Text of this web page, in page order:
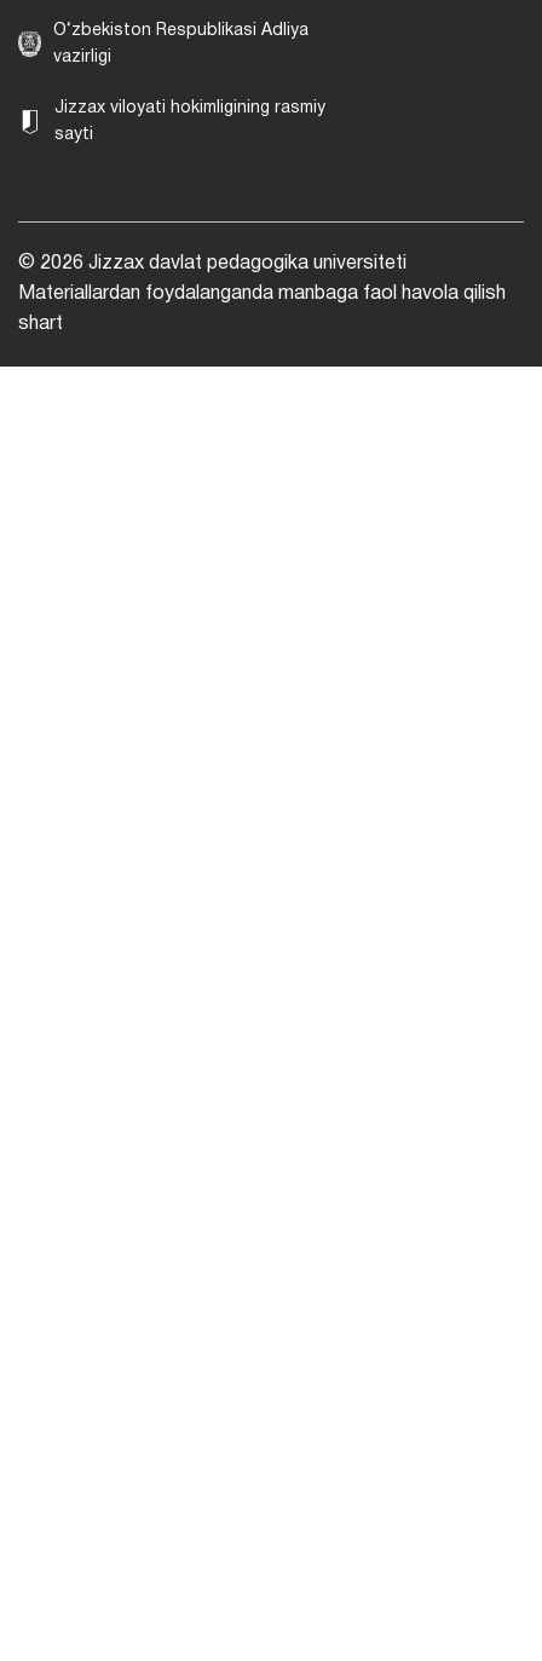
O‘zbekiston Respublikasi Adliya
vazirligi
Jizzax viloyati hokimligining rasmiy
sayti
© 2026 Jizzax davlat pedagogika universiteti
Materiallardan foydalanganda manbaga faol havola qilish
shart